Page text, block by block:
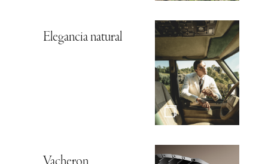
Elegancia natural